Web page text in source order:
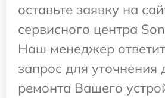
оставьте заявку на
сервисного центра
Наш менеджер
запрос для уточнения
ремонта Вашего